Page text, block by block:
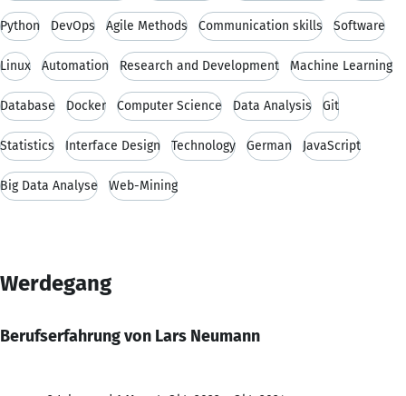
Python DevOps Agile Methods Communication skills Software
Linux Automation Research and Development Machine Learning
Database Docker Computer Science Data Analysis Git
Statistics Interface Design Technology German JavaScript
Big Data Analyse Web-Mining
Werdegang
Berufserfahrung von Lars Neumann